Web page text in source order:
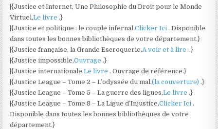
|{Justice et Internet, Une Philosophie du Droit pour le Monde
Virtuel,Le livre.}
|{Justice et politique : le couple infernal,Clicker Ici. Disponible
dans toutes les bonnes bibliothèques de votre département.}
|{Justice française, la Grande Escroquerie,A voir et à lire..}
|{Justice impossible,Ouvrage.}
|{Justice internationale,Le livre. Ouvrage de référence.}
|{Justice League – Tome 2 – L’odyssée du mal,(la couverture).}
|{Justice League – Tome 5 – La guerre des ligues,Le livre.}
|{Justice League – Tome 8 – La Ligue d’Injustice,Clicker Ici.
Disponible dans toutes les bonnes bibliothèques de votre
département.}